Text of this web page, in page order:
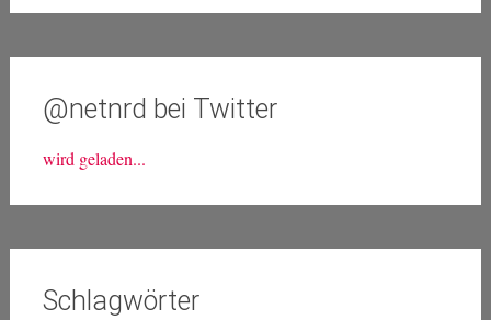
@netnrd bei Twitter
wird geladen...
Schlagwörter